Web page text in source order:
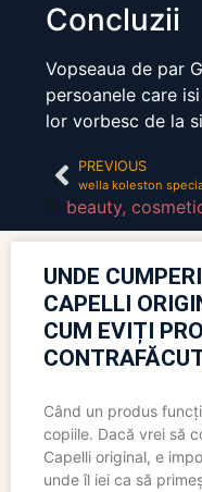
Concluzii
Vopseaua de par
persoanele care
lor vorbesc de la
PREVIOUS
wella koleston
beauty,
UNDE
CAPELLI
CUM EVIȚI
Când un produs
copiile. Dacă vrei să
Capelli original, e
unde îl iei ca să